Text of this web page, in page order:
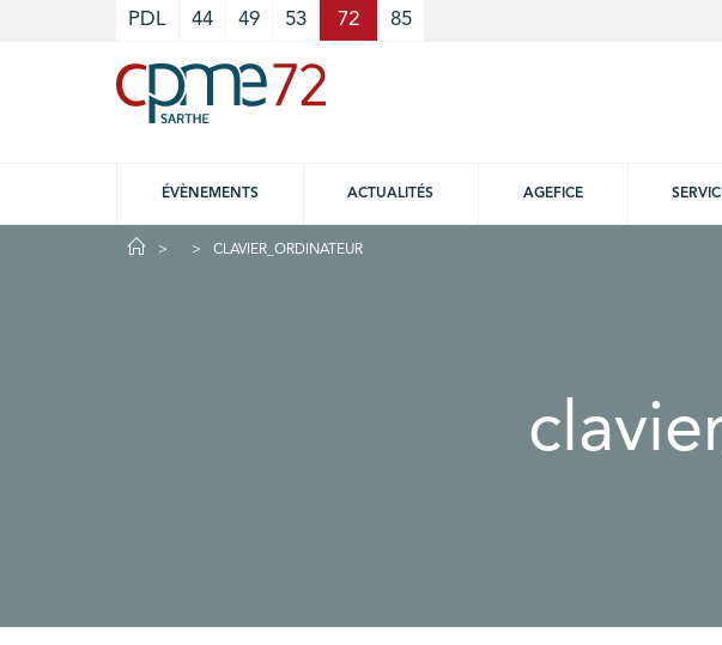
PDL 44 49 53 72 85
ÉVÈNEMENTS ACTUALITÉS AGEFICE
CLAVIER_ORDINATEUR
Cookies management panel